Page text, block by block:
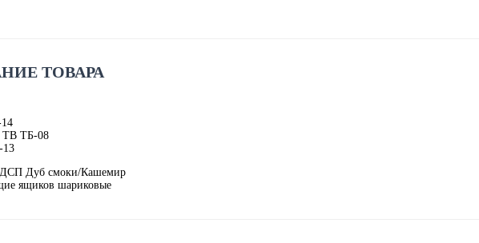
ТОВАРА
ТВ ТБ-08
Дуб смоки/Кашемир
ящиков шариковые